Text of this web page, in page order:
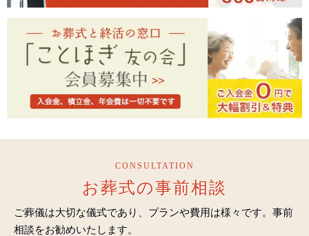
CONSULTATION
お葬式の事前相談
ご葬儀は大切な儀式であり、プランや費用は様々です。事前
相談をお勧めいたします。